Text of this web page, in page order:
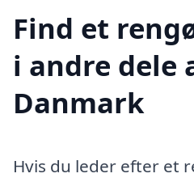
Find et
i andre dele
Danmark
Hvis du leder efter et